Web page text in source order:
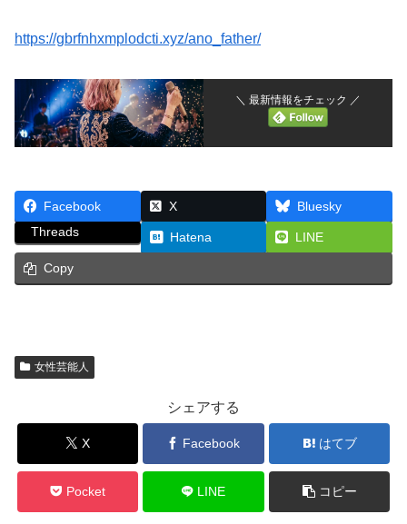
https://gbrfnhxmplodcti.xyz/ano_father/
＼ 最新情報をチェック ／
Facebook X
Bluesky
Threads
Hatena LINE
Copy
女性芸能人
シェアする
X Facebook はてブ
Pocket LINE コピー